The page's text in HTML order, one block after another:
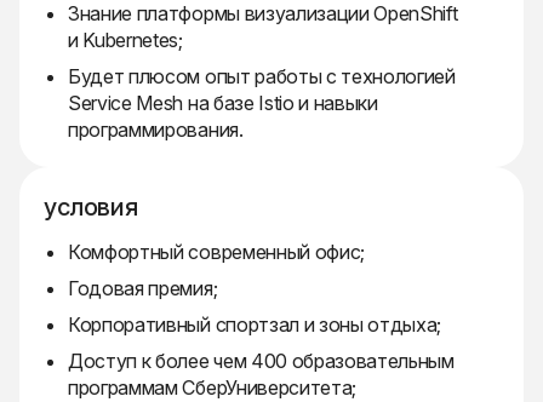
Знание платформы визуализации OpenShift
и Kubernetes;
Будет плюсом опыт работы с технологией
Service Mesh на базе Istio и навыки
программирования.
условия
Комфортный современный офис;
Годовая премия;
Корпоративный спортзал и зоны отдыха;
Доступ к более чем 400 образовательным
программам СберУниверситета;